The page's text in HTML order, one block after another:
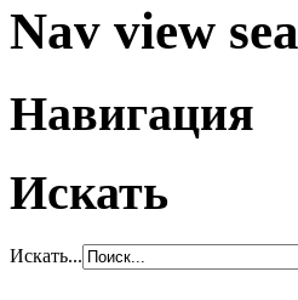
Nav view
Навигация
Искать
Искать...